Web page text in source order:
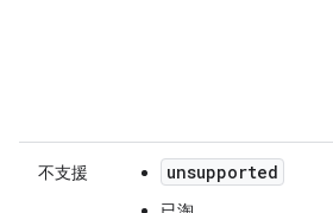
不支援 unsupported